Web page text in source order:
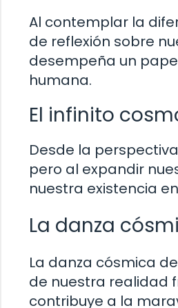
Al contemplar la
de reflexión sobre
desempeña un
humana.
El infinito
Desde la
pero al expandir
nuestra existencia
La danza
La danza cósmica
de nuestra realidad
contribuye a la